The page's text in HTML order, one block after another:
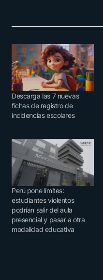
Descarga las 7 nuevas
fichas de registro de
incidencias escolares
Perú pone límites:
estudiantes violentos
podrían salir del aula
presencial y pasar a otra
modalidad educativa